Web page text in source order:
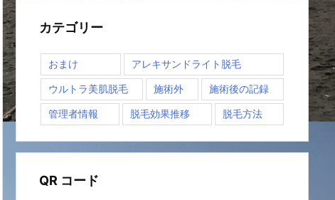
カテゴリー
おまけ アレキサンドライト脱毛
ウルトラ美肌脱毛 施術外 施術後の記録
管理者情報 脱毛効果推移 脱毛方法
QR コード